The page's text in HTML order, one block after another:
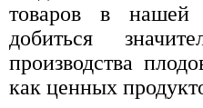
товаров в нашей
добиться
производства
как ценных